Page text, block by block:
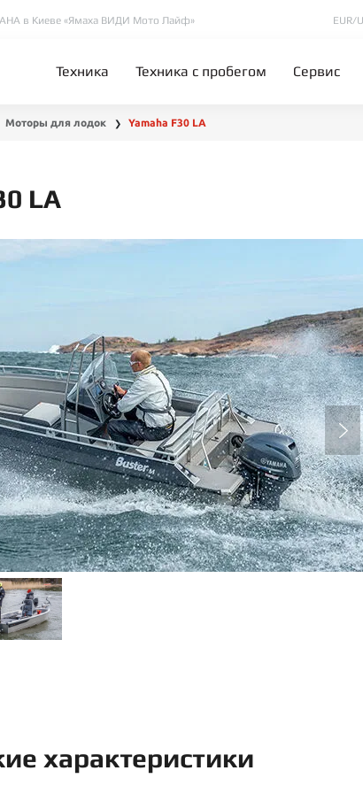
в Киеве «Ямаха ВИДИ Мото Лайф» EUR/
Техника Техника с пробегом Сервис
Моторы для лодок ❯ Yamaha F30 LA
LA
характеристики